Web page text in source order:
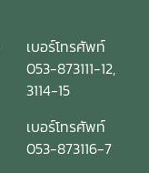
เบอร์โทรศัพท์
053-873111-12,
3114-15
เบอร์โทรศัพท์
053-873116-7